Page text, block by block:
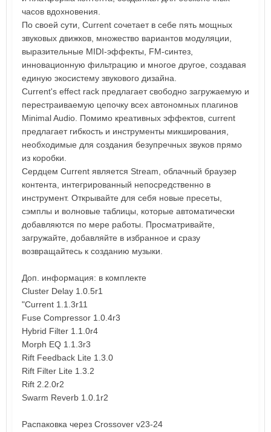
часов вдохновения.
По своей сути, Current сочетает в себе пять мощных
звуковых движков, множество вариантов модуляции,
выразительные MIDI-эффекты, FM-синтез,
инновационную фильтрацию и многое другое, создавая
единую экосистему звукового дизайна.
Current's effect rack предлагает свободно загружаемую и
перестраиваемую цепочку всех автономных плагинов
Minimal Audio. Помимо креативных эффектов, current
предлагает гибкость и инструменты микширования,
необходимые для создания безупречных звуков прямо
из коробки.
Сердцем Current является Stream, облачный браузер
контента, интегрированный непосредственно в
инструмент. Открывайте для себя новые пресеты,
сэмплы и волновые таблицы, которые автоматически
добавляются по мере работы. Просматривайте,
загружайте, добавляйте в избранное и сразу
возвращайтесь к созданию музыки.
Доп. информация: в комплекте
Cluster Delay 1.0.5r1
"Current 1.1.3r11
Fuse Compressor 1.0.4r3
Hybrid Filter 1.1.0r4
Morph EQ 1.1.3r3
Rift Feedback Lite 1.3.0
Rift Filter Lite 1.3.2
Rift 2.2.0r2
Swarm Reverb 1.0.1r2
Распаковка через Сrossover v23-24